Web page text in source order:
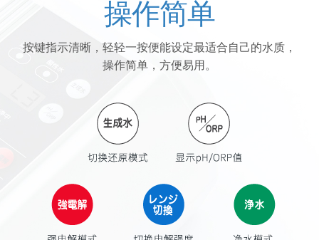
操作简单
按键指示清晰，轻轻一按便能设定最适合自己的水质，
操作简单，方便易用。